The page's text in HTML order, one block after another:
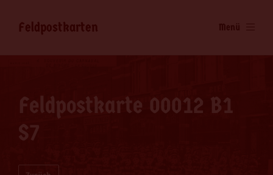
Feldpostkarten Menü
Feldpostkarte 00012 B1
S7